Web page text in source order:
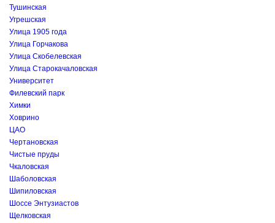
Тушинская
Угрешская
Улица 1905 года
Улица Горчакова
Улица Скобелевская
Улица Старокачаловская
Университет
Филевский парк
Химки
Ховрино
ЦАО
Чертановская
Чистые пруды
Чкаловская
Шаболовская
Шипиловская
Шоссе Энтузиастов
Щелковская